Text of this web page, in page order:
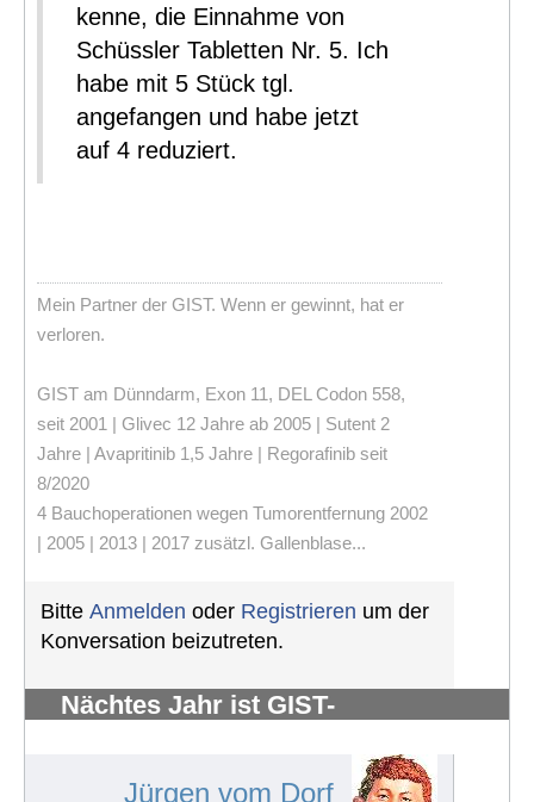
kenne, die Einnahme von
Schüssler Tabletten Nr. 5. Ich
habe mit 5 Stück tgl.
angefangen und habe jetzt
auf 4 reduziert.
Mein Partner der GIST. Wenn er gewinnt, hat er
verloren.
GIST am Dünndarm, Exon 11, DEL Codon 558,
seit 2001 | Glivec 12 Jahre ab 2005 | Sutent 2
Jahre | Avapritinib 1,5 Jahre | Regorafinib seit
8/2020
4 Bauchoperationen wegen Tumorentfernung 2002
| 2005 | 2013 | 2017 zusätzl. Gallenblase...
Bitte Anmelden oder Registrieren um der
Konversation beizutreten.
Nächtes Jahr ist GIST-
Jürgen vom Dorf